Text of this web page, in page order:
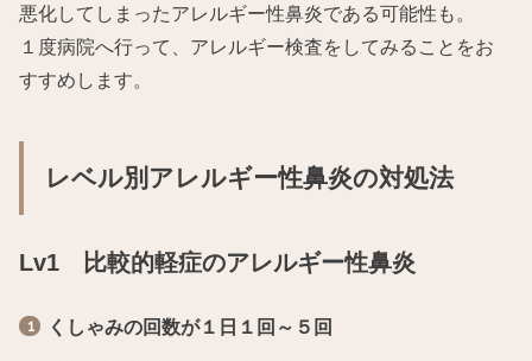
悪化してしまったアレルギー性鼻炎である可能性も。
１度病院へ行って、アレルギー検査をしてみることをお
すすめします。
レベル別アレルギー性鼻炎の対処法
Lv1 比較的軽症のアレルギー性鼻炎
くしゃみの回数が１日１回～５回